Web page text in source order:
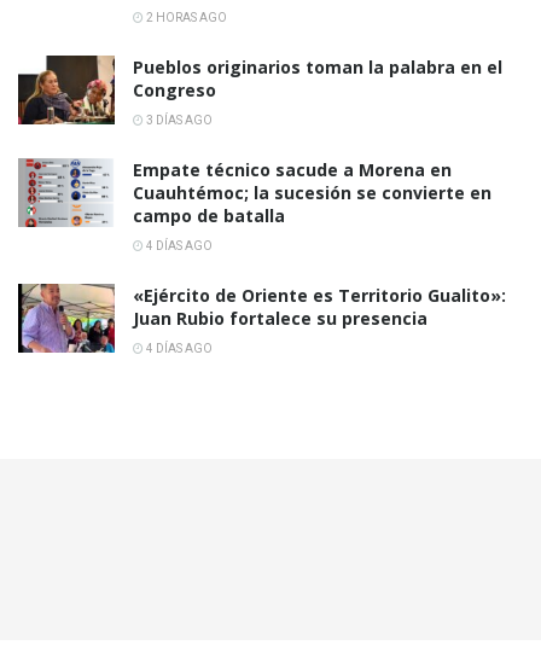
2 HORAS AGO
Pueblos originarios toman la palabra en el
Congreso
3 DÍAS AGO
Empate técnico sacude a Morena en
Cuauhtémoc; la sucesión se convierte en
campo de batalla
4 DÍAS AGO
«Ejército de Oriente es Territorio Gualito»:
Juan Rubio fortalece su presencia
4 DÍAS AGO